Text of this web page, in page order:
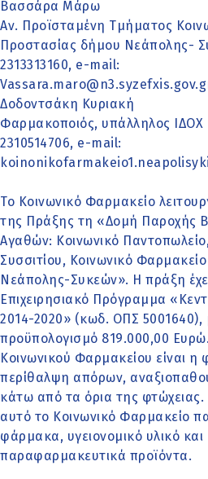
Βασσάρα Μάρω
Αν. Προϊσταμένη Τμήματος
Προστασίας δήμου Νεάπολης-
2313313160, e-mail:
Δοδοντσάκη Κυριακή
Φαρμακοποιός, υπάλληλος ΙΔΟΧ
2310514706, e-mail:
Το Κοινωνικό Φαρμακείο
της Πράξης τη «Δομή Παροχής
Αγαθών: Κοινωνικό
Συσσιτίου, Κοινωνικό
Νεάπολης-Συκεών». Η πράξη
Επιχειρησιακό Πρόγραμμα
2014-2020» (κωδ. ΟΠΣ 5001640),
προϋπολογισμό 819.000,00
Κοινωνικού Φαρμακείου είναι η
περίθαλψη απόρων,
κάτω από τα όρια της φτώχειας.
αυτό το Κοινωνικό Φαρμακείο
φάρμακα, υγειονομικό υλικό και
παραφαρμακευτικά προϊόντα.